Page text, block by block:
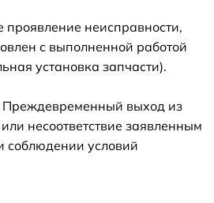
проявление неисправности,
с выполненной работой
установка запчасти).
выход из
несоответствие заявленным
соблюдении условий